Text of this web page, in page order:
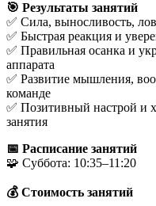
🎯 Результаты занятий
✅ Сила, выносливость,
✅ Быстрая реакция и
✅ Правильная осанка и
аппарата
✅ Развитие мышления,
команде
✅ Позитивный настрой и
занятия
📅 Расписание занятий
🧩 Суббота: 10:35–11:20
💰 Стоимость занятий